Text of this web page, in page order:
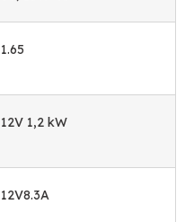
1.65
12V 1,2 kW
12V8.3A